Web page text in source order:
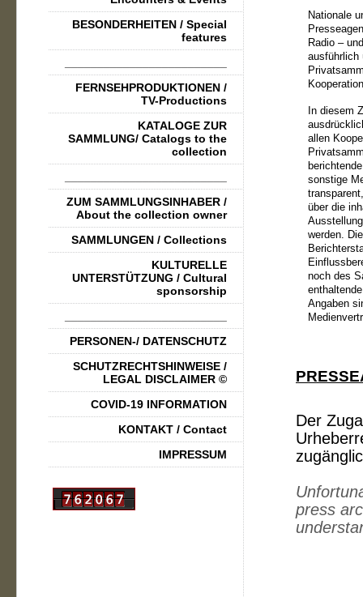
Nationale
Radio –
ausführlich
In diesem
allen
sonstige
über die
werden.
noch des
Angaben
Der
press
BESONDERHEITEN / Special
features
FERNSEHPRODUKTIONEN /
TV-Productions
KATALOGE ZUR
SAMMLUNG/ Catalogs to the
collection
ZUM SAMMLUNGSINHABER /
About the collection owner
SAMMLUNGEN / Collections
KULTURELLE
UNTERSTÜTZUNG / Cultural
sponsorship
PERSONEN-/ DATENSCHUTZ
SCHUTZRECHTSHINWEISE /
LEGAL DISCLAIMER ©
COVID-19 INFORMATION
KONTAKT / Contact
IMPRESSUM